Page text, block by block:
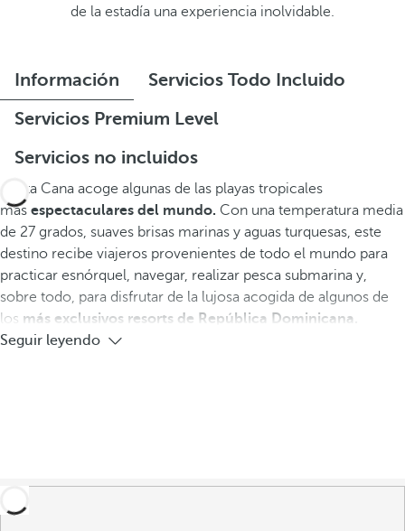
de la estadía una experiencia inolvidable.
Información
Servicios Todo Incluido
Servicios Premium Level
Servicios no incluidos
Punta Cana acoge algunas de las playas tropicales
más espectaculares del mundo. Con una temperatura media
de 27 grados, suaves brisas marinas y aguas turquesas, este
destino recibe viajeros provenientes de todo el mundo para
practicar esnórquel, navegar, realizar pesca submarina y,
sobre todo, para disfrutar de la lujosa acogida de algunos de
los más exclusivos resorts de República Dominicana.
Seguir leyendo